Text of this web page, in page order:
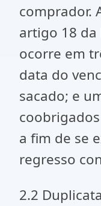
comprador.
artigo 18 da
ocorre em
data do
sacado; e
a fim de se
regresso
2.2